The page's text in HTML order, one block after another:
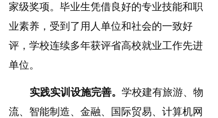
家级奖项。毕业生凭借良好的专业技能和职
业素养，受到了用人单位和社会的一致好
评，学校连续多年获评省高校就业工作先进
单位。
实践实训设施完善。 学校建有旅游、物
流、智能制造、金融、国际贸易、计算机网